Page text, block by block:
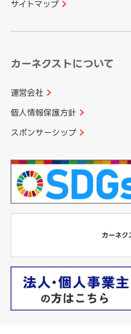
サイトマップ
カーネクストについて
運営会社
個人情報保護方針
スポンサーシップ